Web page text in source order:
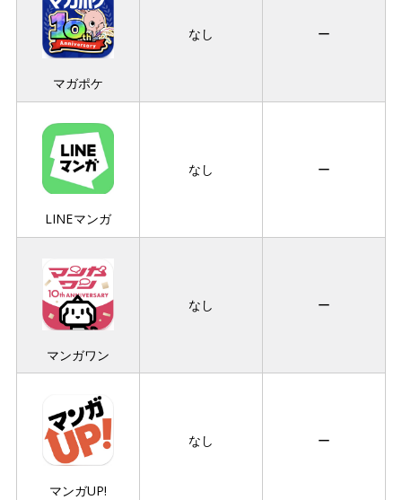
マガポケ
なし ー
LINEマンガ
なし ー
マンガワン
なし ー
マンガUP!
なし ー